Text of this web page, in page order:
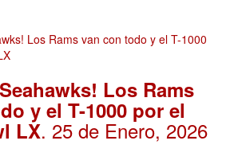
Los Rams
y el T-1000 por el
LX. 25 de Enero, 2026